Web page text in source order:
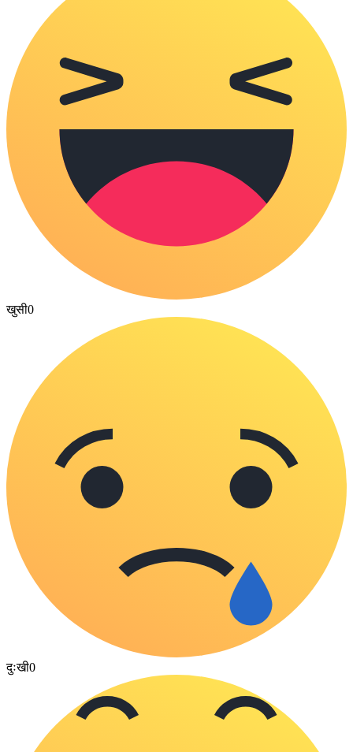
खुसी0
दुःखी0